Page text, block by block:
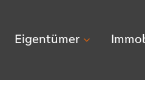
Eigentümer